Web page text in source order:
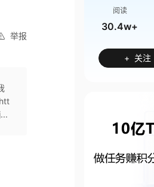
举报
阅读
30.4w+
+ 关注